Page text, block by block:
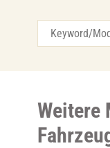
Weitere